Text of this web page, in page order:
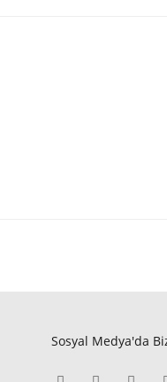
Sosyal Medya'da